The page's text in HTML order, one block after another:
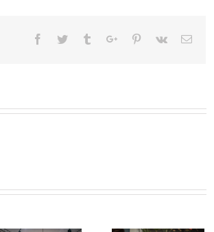
Facebook
Twitter TumblrGoogle+Pinterest
Vk Email